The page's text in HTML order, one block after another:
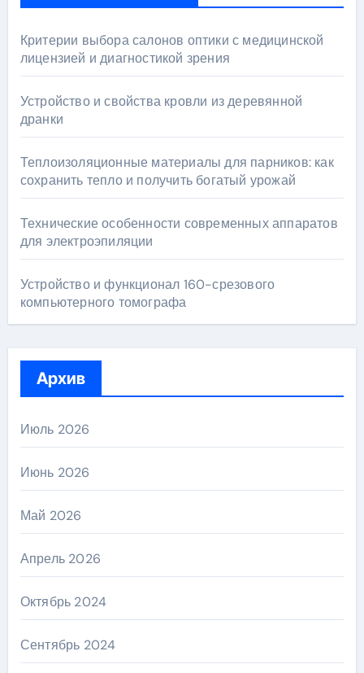
Критерии выбора салонов оптики с медицинской
лицензией и диагностикой зрения
Устройство и свойства кровли из деревянной
дранки
Теплоизоляционные материалы для парников: как
сохранить тепло и получить богатый урожай
Технические особенности современных аппаратов
для электроэпиляции
Устройство и функционал 160-срезового
компьютерного томографа
Архив
Июль 2026
Июнь 2026
Май 2026
Апрель 2026
Октябрь 2024
Сентябрь 2024